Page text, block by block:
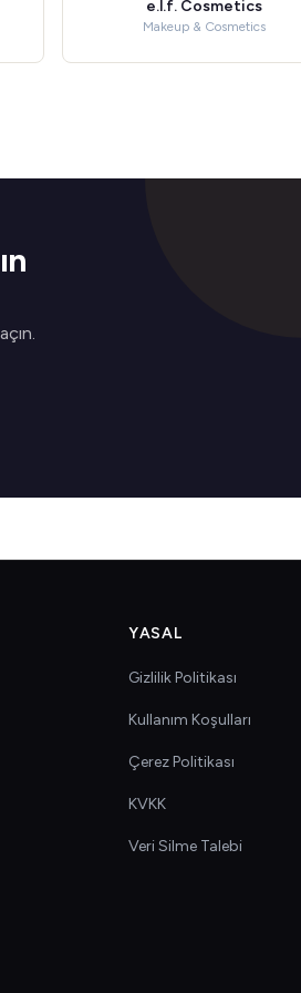
e.l.f. Cosmetics
Makeup & Cosmetics
YASAL
Gizlilik Politikası
Kullanım Koşulları
Çerez Politikası
KVKK
Veri Silme Talebi